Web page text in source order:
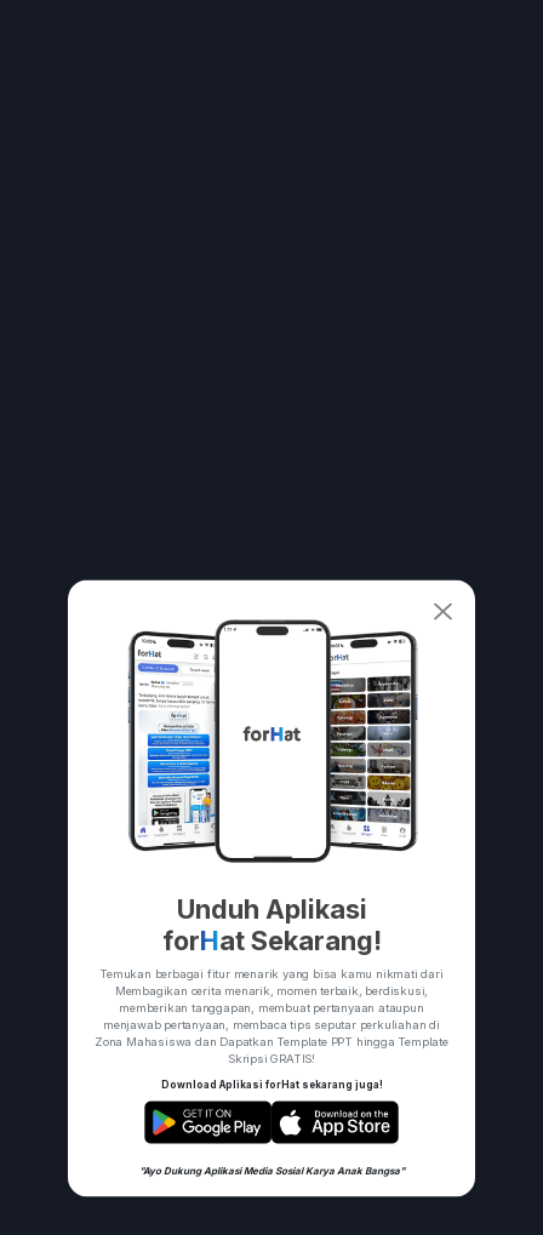
Unduh Aplikasi
forHat Sekarang!
Temukan berbagai fitur menarik yang bisa kamu nikmati dari
Membagikan cerita menarik, momen terbaik, berdiskusi,
memberikan tanggapan, membuat pertanyaan ataupun
menjawab pertanyaan, membaca tips seputar perkuliahan di
Zona Mahasiswa dan Dapatkan Template PPT hingga Template
Skripsi GRATIS!
Download Aplikasi forHat sekarang juga!
"Ayo Dukung Aplikasi Media Sosial Karya Anak Bangsa"